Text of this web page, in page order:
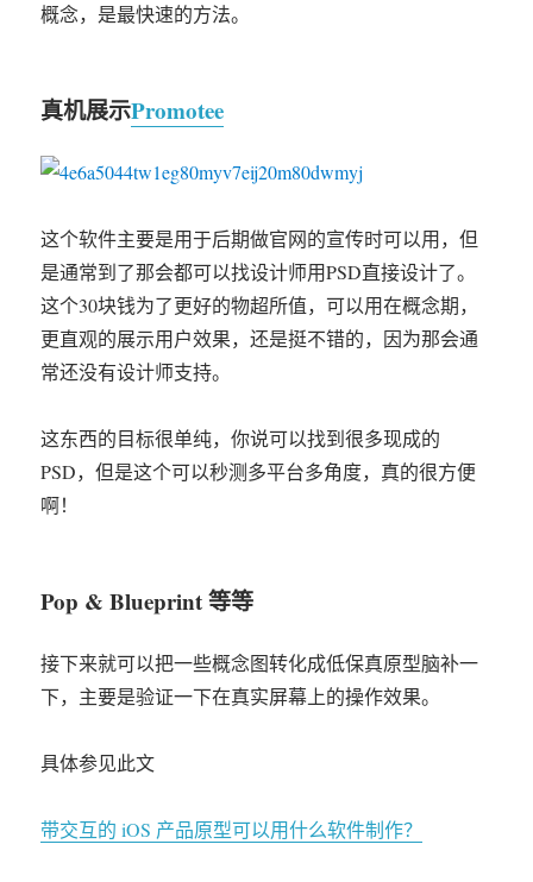
概念，是最快速的方法。
真机展示Promotee
这个软件主要是用于后期做官网的宣传时可以用，但
是通常到了那会都可以找设计师用PSD直接设计了。
这个30块钱为了更好的物超所值，可以用在概念期，
更直观的展示用户效果，还是挺不错的，因为那会通
常还没有设计师支持。
这东西的目标很单纯，你说可以找到很多现成的
PSD，但是这个可以秒测多平台多角度，真的很方便
啊！
Pop & Blueprint 等等
接下来就可以把一些概念图转化成低保真原型脑补一
下，主要是验证一下在真实屏幕上的操作效果。
具体参见此文
带交互的 iOS 产品原型可以用什么软件制作？